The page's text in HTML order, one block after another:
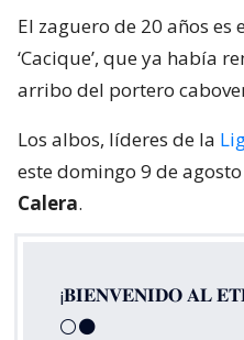
El zaguero de 20 años
‘Cacique’, que ya había
arribo del portero
Los albos, líderes de la
este domingo 9 de
Calera.
¡𝐁𝐈𝐄𝐍𝐕𝐄𝐍𝐈𝐃𝐎 𝐀𝐋
⚪⚫